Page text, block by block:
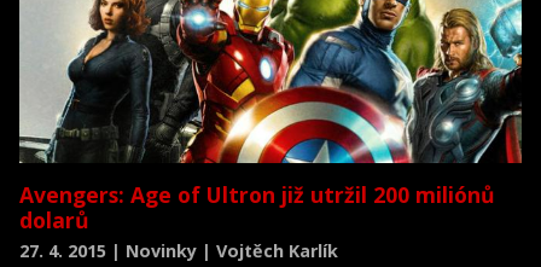
Avengers: Age of Ultron již utržil 200 miliónů
dolarů
27. 4. 2015 | Novinky | Vojtěch Karlík